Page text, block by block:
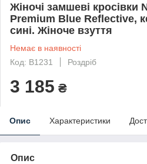
Жіночі замшеві кросівки
Premium Blue Reflective,
сині. Жіноче взуття
Немає в наявності
Код: B1231
Роздріб
3 185 ₴
Опис Характеристики
Опис